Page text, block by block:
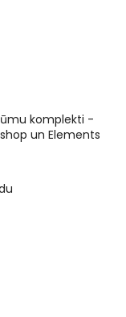
komplekti -
un Elements